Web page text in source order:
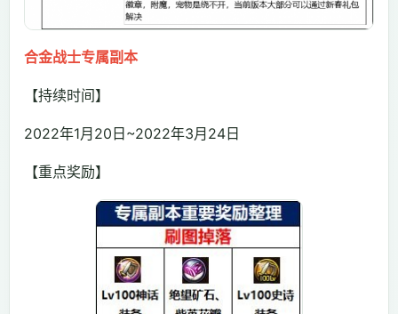
合金战士专属副本
【持续时间】
2022年1月20日~2022年3月24日
【重点奖励】